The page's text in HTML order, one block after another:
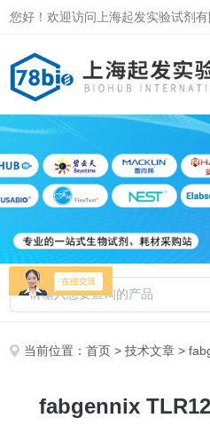
您好！欢迎访问上海起发实验试剂有
当前位置：首页 >技术文章 >
fabgennix